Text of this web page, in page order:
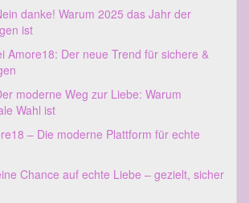
danke! Warum 2025 das Jahr der
ist
Amore18: Der neue Trend für sichere &
moderne Weg zur Liebe: Warum
Wahl ist
– Die moderne Plattform für echte
Chance auf echte Liebe – gezielt, sicher